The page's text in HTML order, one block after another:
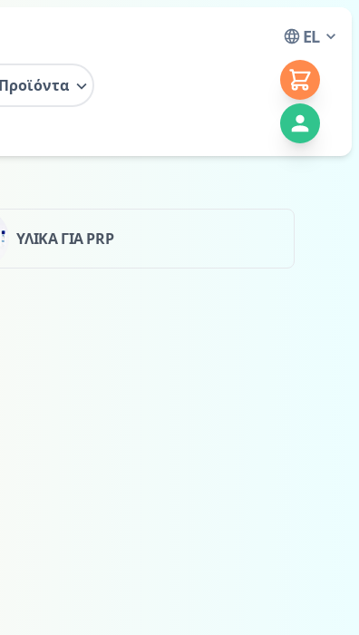
EL
Προϊόντα
ΥΛΙΚΑ ΓΙΑ PRP